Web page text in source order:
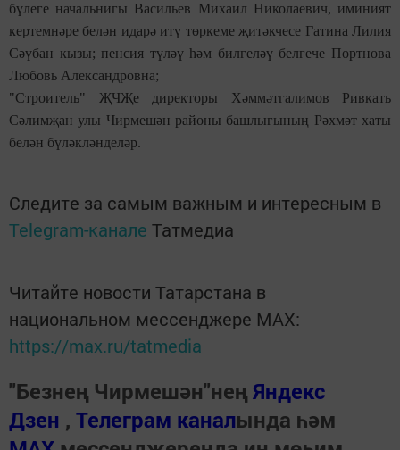
бүлеге начальнигы Васильев Михаил Николаевич, иминият
кертемнәре белән идарә итү төркеме җитәкчесе Гатина Лилия
Сәүбан кызы; пенсия түләү һәм билгеләү белгече Портнова
Любовь Александровна;
"Строитель" ҖЧҖе директоры Хәммәтгалимов Ривкать
Сәлимҗан улы Чирмешән районы башлыгының Рәхмәт хаты
белән бүләкләнделәр.
Следите за самым важным и интересным в
Telegram-канале Татмедиа
Читайте новости Татарстана в
национальном мессенджере MАХ:
https://max.ru/tatmedia
"Безнең Чирмешән"неңЯндекс
Дзен , Телеграм каналында һәм